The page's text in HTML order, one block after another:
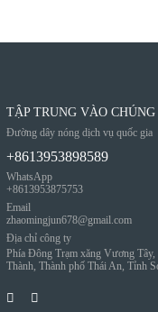
TẬP TRUNG VÀO
Đường dây nóng dịch vụ quốc gia
+8613953898589
WhatsApp
+8613953875753
Email
zhaomingjun678@gmail.com
Địa chỉ công ty
Phía Đông Trạm xăng Vương
Thành, Thành phố Thái An, Tỉnh